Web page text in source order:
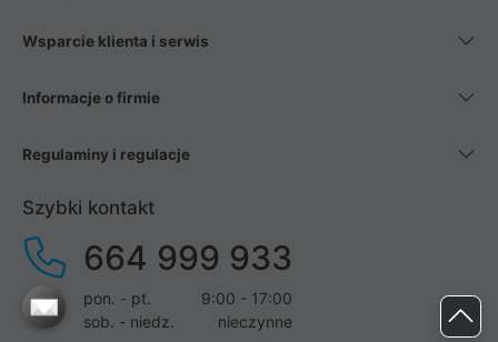
Wsparcie klienta i serwis
Informacje o firmie
Regulaminy i regulacje
Szybki kontakt
664 999 933
pon. - pt.
9:00 - 17:00
sob. - niedz.
nieczynne